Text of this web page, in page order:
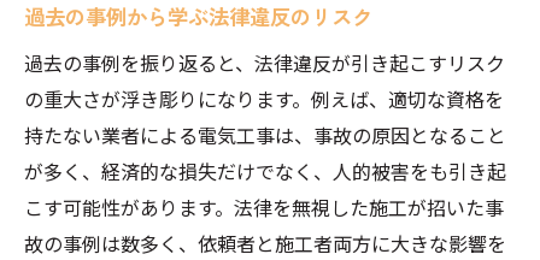
事故を未然に防ぐための電気工事士法の重要性
電気工事士法による事故防止の仕組み
安全施工を支える法的基準
電気工事士法を軸とした安全対策
過去の事故から学ぶ法律の重要性
法に基づく危険予知の実践
過去の事例から学ぶ法律違反のリスク
過去の事例を振り返ると、法律違反が引き起こすリスク
の重大さが浮き彫りになります。例えば、適切な資格を
持たない業者による電気工事は、事故の原因となること
が多く、経済的な損失だけでなく、人的被害をも引き起
こす可能性があります。法律を無視した施工が招いた事
故の事例は数多く、依頼者と施工者両方に大きな影響を